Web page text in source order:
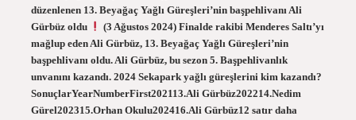
düzenlenen 13. Beyağaç Yağlı Güreşleri’nin başpehlivanı Ali
Gürbüz oldu
(3 Ağustos 2024) Finalde rakibi Menderes Saltı’yı
mağlup eden Ali Gürbüz, 13. Beyağaç Yağlı Güreşleri’nin
başpehlivanı oldu. Ali Gürbüz, bu sezon 5. Başpehlivanlık
unvanını kazandı. 2024 Sekapark yağlı güreşlerini kim kazandı?
SonuçlarYearNumberFirst202113.Ali Gürbüz202214.Nedim
Gürel202315.Orhan Okulu202416.Ali Gürbüz12 satır daha